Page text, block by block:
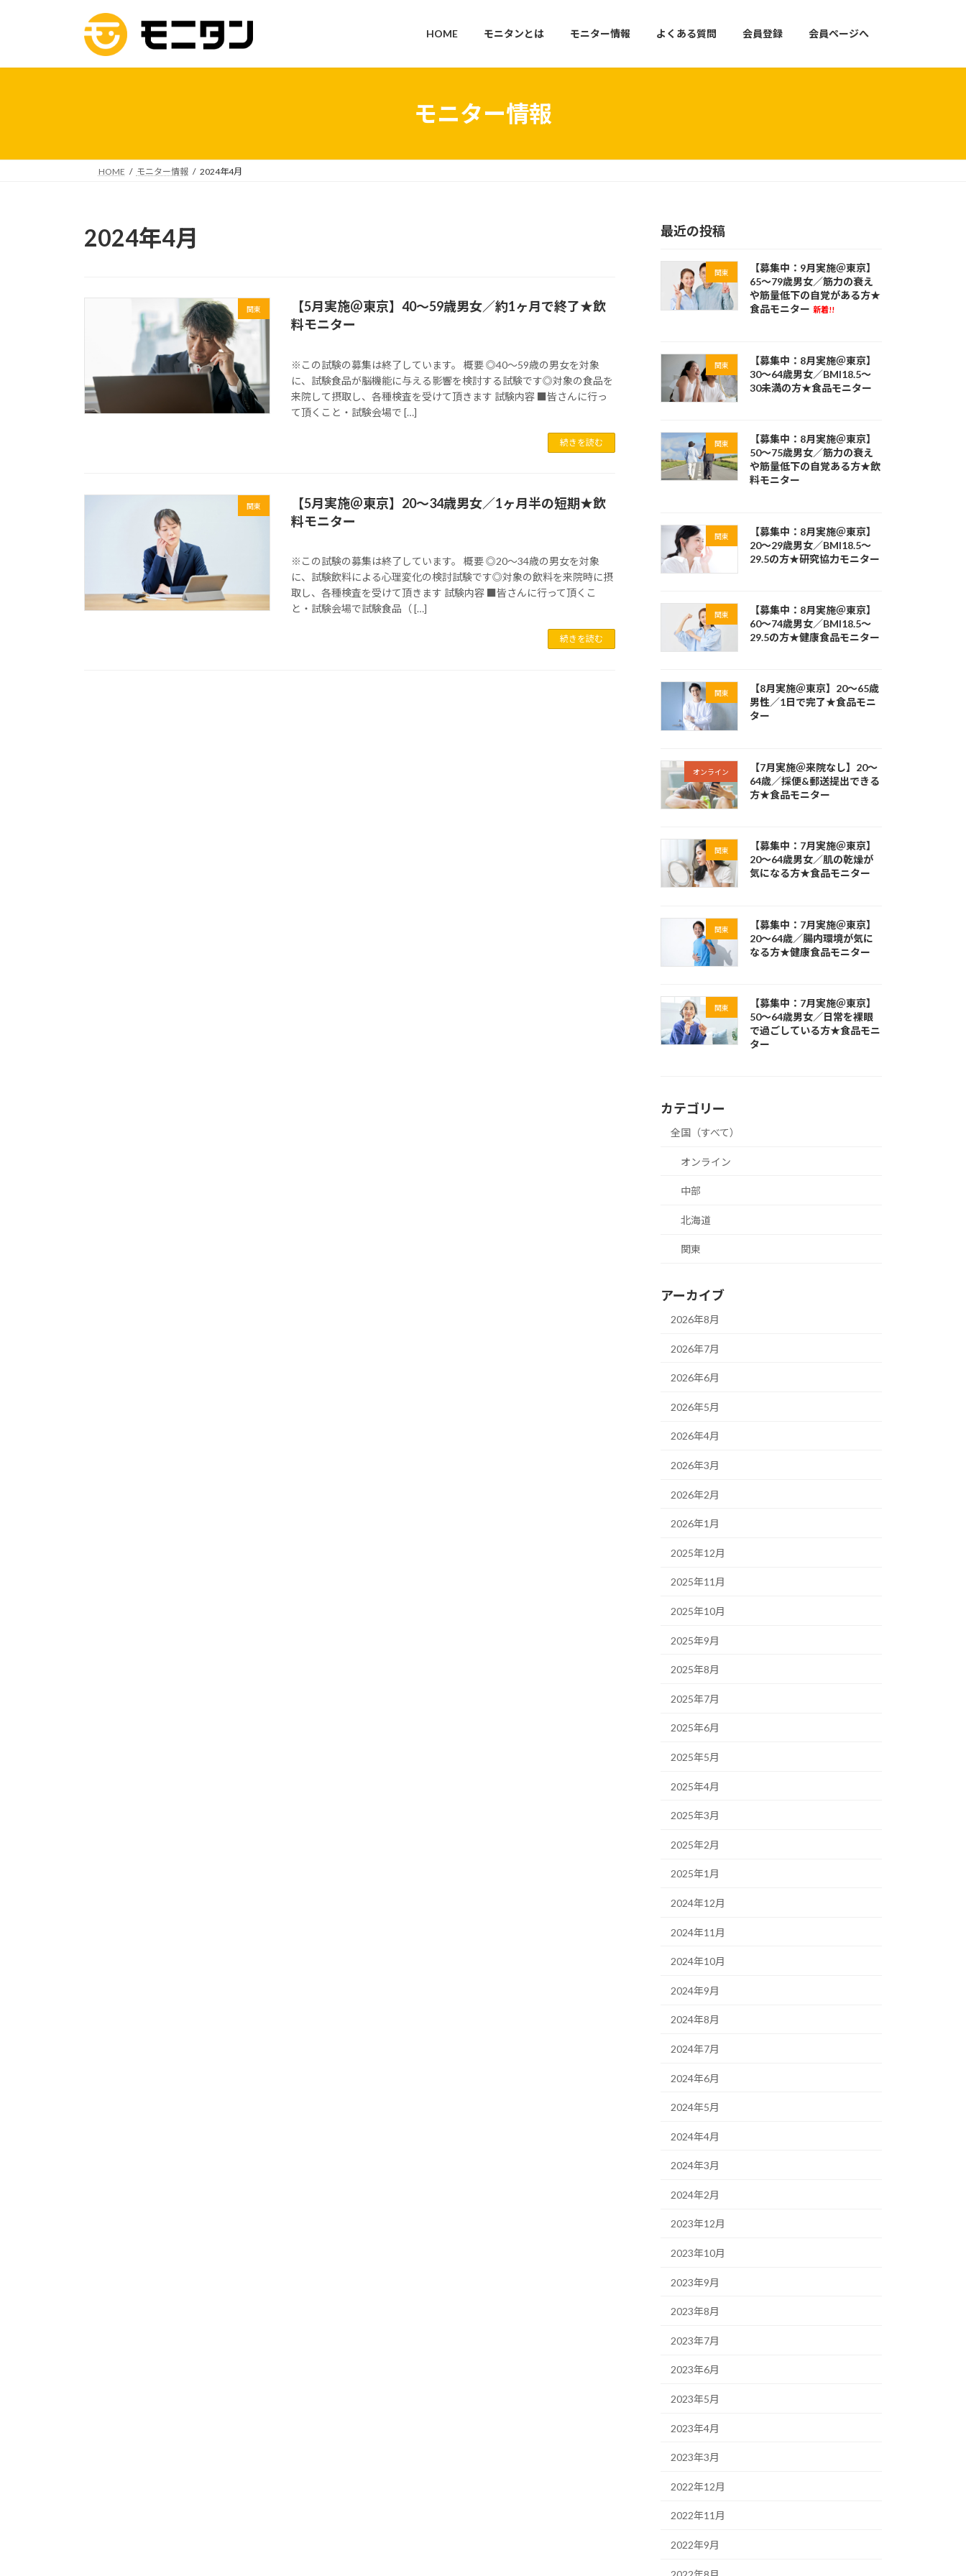
プ
動
HOME モニタンとは モニター情報 よくある質問 会員登録 会員ページへ
モニター情報
HOME モニター情報 2024年4月
2024年4月
関東
【5月実施＠東京】40～59歳男女／約1ヶ月で終了★飲
料モニター
※この試験の募集は終了しています。 概要 ◎40～59歳の男女を対象
に、試験食品が脳機能に与える影響を検討する試験です◎対象の食品を
来院して摂取し、各種検査を受けて頂きます 試験内容 ■皆さんに行っ
て頂くこと・試験会場で […]
続きを読む
関東
【5月実施＠東京】20～34歳男女／1ヶ月半の短期★飲
料モニター
※この試験の募集は終了しています。 概要 ◎20～34歳の男女を対象
に、試験飲料による心理変化の検討試験です◎対象の飲料を来院時に摂
取し、各種検査を受けて頂きます 試験内容 ■皆さんに行って頂くこ
と・試験会場で試験食品（ […]
続きを読む
最近の投稿
関東
【募集中：9月実施＠東京】
65～79歳男女／筋力の衰え
や筋量低下の自覚がある方★
食品モニター 新着!!
関東
【募集中：8月実施＠東京】
30～64歳男女／BMI18.5～
30未満の方★食品モニター
関東
【募集中：8月実施＠東京】
50～75歳男女／筋力の衰え
や筋量低下の自覚ある方★飲
料モニター
関東
【募集中：8月実施＠東京】
20～29歳男女／BMI18.5～
29.5の方★研究協力モニター
関東
【募集中：8月実施＠東京】
60～74歳男女／BMI18.5～
29.5の方★健康食品モニター
関東
【8月実施＠東京】20～65歳
男性／1日で完了★食品モニ
ター
オンライン
【7月実施＠来院なし】20～
64歳／採便&郵送提出できる
方★食品モニター
関東
【募集中：7月実施＠東京】
20～64歳男女／肌の乾燥が
気になる方★食品モニター
関東
【募集中：7月実施＠東京】
20～64歳／腸内環境が気に
なる方★健康食品モニター
関東
【募集中：7月実施＠東京】
50～64歳男女／日常を裸眼
で過ごしている方★食品モニ
ター
カテゴリー
全国（すべて）
オンライン
中部
北海道
関東
アーカイブ
2026年8月
2026年7月
2026年6月
2026年5月
2026年4月
2026年3月
2026年2月
2026年1月
2025年12月
2025年11月
2025年10月
2025年9月
2025年8月
2025年7月
2025年6月
2025年5月
2025年4月
2025年3月
2025年2月
2025年1月
2024年12月
2024年11月
2024年10月
2024年9月
2024年8月
2024年7月
2024年6月
2024年5月
2024年4月
2024年3月
2024年2月
2023年12月
2023年10月
2023年9月
2023年8月
2023年7月
2023年6月
2023年5月
2023年4月
2023年3月
2022年12月
2022年11月
2022年9月